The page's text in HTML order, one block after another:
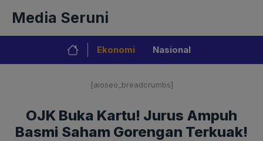
isi
Media Seruni
Ekonomi Nasional
[aioseo_breadcrumbs]
OJK Buka Kartu! Jurus Ampuh
Basmi Saham Gorengan Terkuak!